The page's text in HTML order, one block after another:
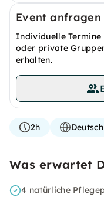
Event anfragen
Individuelle Termine
oder private
erhalten.
2h Deutsch
Was erwartet
4 natürliche